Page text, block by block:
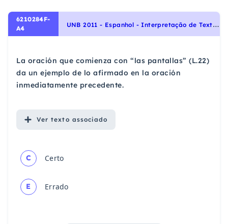
6210284F-
A4
U
NB 2011 - Espanhol - Interpretação de Texto | Comprensión de Lectura
La oración que comienza con “las pantallas” (L.22)
da un ejemplo de lo afirmado en la oración
inmediatamente precedente.
Ver texto associado
C Certo
E Errado